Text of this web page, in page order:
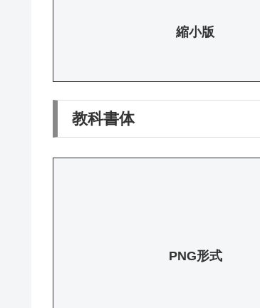
縮小版
教科書体
PNG形式